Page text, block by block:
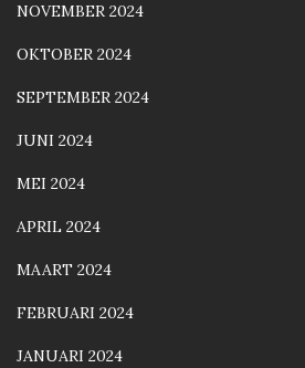
NOVEMBER 2024
OKTOBER 2024
SEPTEMBER 2024
JUNI 2024
MEI 2024
APRIL 2024
MAART 2024
FEBRUARI 2024
JANUARI 2024